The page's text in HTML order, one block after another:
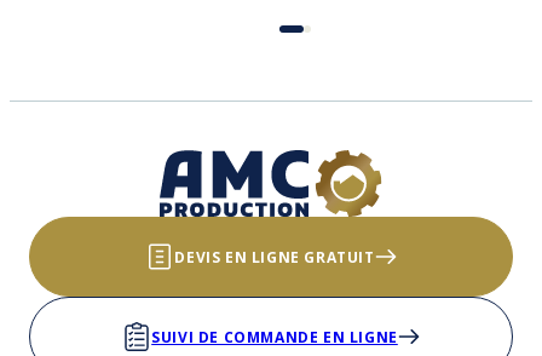
DEVIS EN LIGNE GRATUIT
SUIVI DE COMMANDE EN LIGNE